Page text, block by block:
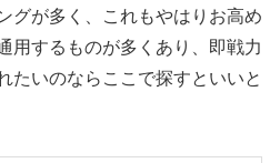
グが多く、これもやはりお高め
用するものが多くあり、即戦力
たいのならここで探すといいと